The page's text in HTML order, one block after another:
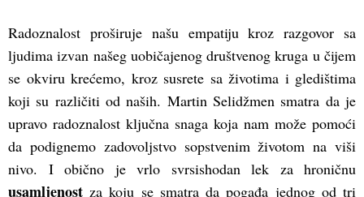
Radoznalost proširuje našu empatiju kroz razgovor sa
ljudima izvan našeg uobičajenog društvenog kruga u čijem
se okviru krećemo, kroz susrete sa životima i gledištima
koji su različiti od naših. Martin Selidžmen smatra da je
upravo radoznalost ključna snaga koja nam može pomoći
da podignemo zadovoljstvo sopstvenim životom na viši
nivo. I obično je vrlo svrsishodan lek za hroničnu
usamljenost za koju se smatra da pogađa jednog od tri